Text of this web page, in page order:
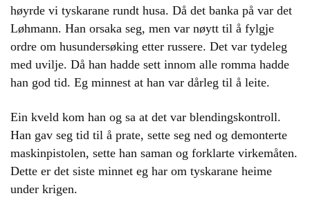
høyrde vi tyskarane rundt husa. Då det banka på var det
Løhmann. Han orsaka seg, men var nøytt til å fylgje
ordre om husundersøking etter russere. Det var tydeleg
med uvilje. Då han hadde sett innom alle romma hadde
han god tid. Eg minnest at han var dårleg til å leite.
Ein kveld kom han og sa at det var blendingskontroll.
Han gav seg tid til å prate, sette seg ned og demonterte
maskinpistolen, sette han saman og forklarte virkemåten.
Dette er det siste minnet eg har om tyskarane heime
under krigen.